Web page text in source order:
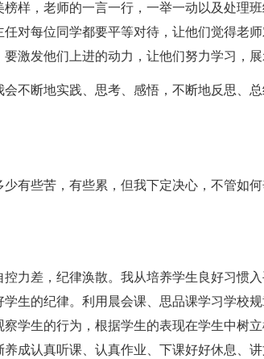
，老师的一言一行，一举一动以及处理班
对每位同学都要平等对待，让他们觉得老
激发他们上进的动力，让他们努力学习，展
断地实践、思考、感悟，不断地反思、总
些苦，有些累，但我下定决心，不管如何
差，纪律涣散。我从培养学生良好习惯入
生的纪律。利用晨会课、思品课学习学校
学生的行为，根据学生的表现在学生中树
成认真听课、认真作业、下课好好休息、讲